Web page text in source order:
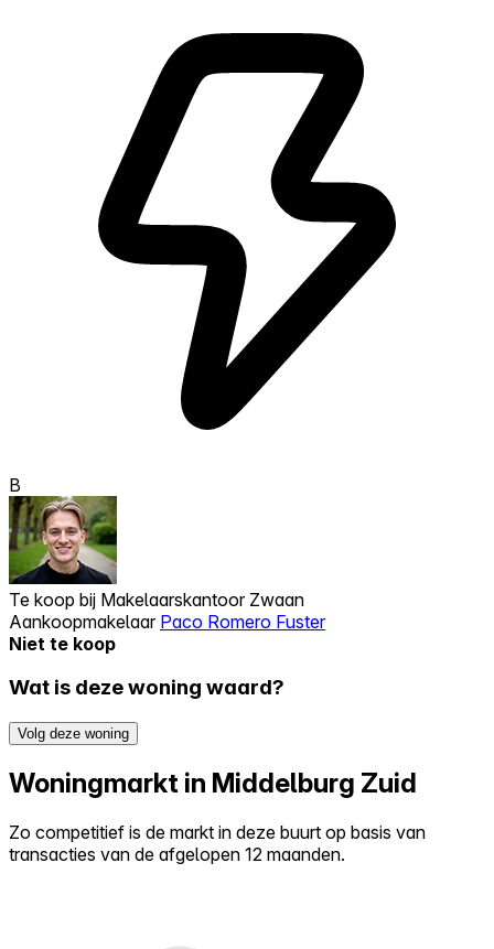
B
Te koop bij Makelaarskantoor Zwaan
Aankoopmakelaar Paco Romero Fuster
Niet te koop
Wat is deze woning waard?
Volg deze woning
Woningmarkt in Middelburg Zuid
Zo competitief is de markt in deze buurt op basis van
transacties van de afgelopen 12 maanden.